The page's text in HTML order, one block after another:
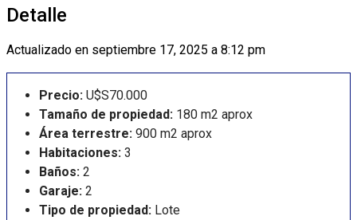
Detalle
Actualizado en septiembre 17, 2025 a 8:12 pm
Precio: U$S70.000
Tamaño de propiedad: 180 m2 aprox
Área terrestre: 900 m2 aprox
Habitaciones: 3
Baños: 2
Garaje: 2
Tipo de propiedad: Lote